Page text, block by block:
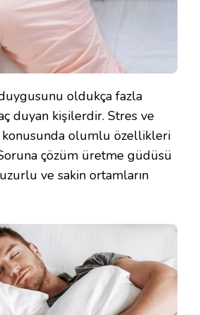
oldukça fazla
duyan kişilerdir. Stres ve
olumlu özellikleri
çözüm üretme güdüsü
ve sakin ortamların